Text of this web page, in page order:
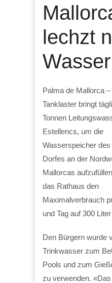
lechzt
Wasser
Palma de Mallorca –
Tanklaster bringt
Tonnen
Estellencs, um die
Wasserspeicher des
Dorfes an der
Mallorcas
das Rathaus den
Maximalverbrauch
und Tag auf 300
Den Bürgern wurde
Trinkwasser zum
Pools und zum
zu verwenden.